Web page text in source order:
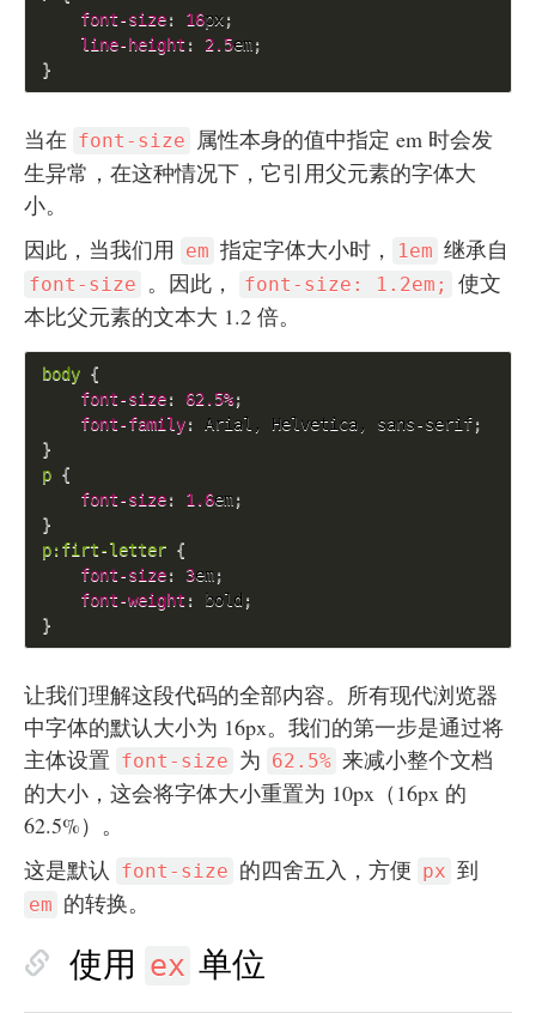
font-size: 16px;
line-height : 2.5em ;
}
当在 font-size
属性本身的值中指定 em 时会发
生异常，在这种情况下，它引用父元素的字体大
小。
因此，当我们用
em 指定字体大小时， 1em 继承自
font-size 。因此， font-size: 1.2em;
使文
本比父元素的文本大 1.2 倍。
body {
font-size: 62.5%;
font-family: Arial, Helvetica, sans-serif;
}
p {
font-size: 1.6em ;
}
p:firt-letter {
font-size: 3em ;
font-weight : bold;
}
让我们理解这段代码的全部内容。所有现代浏览器
中字体的默认大小为 16px。我们的第一步是通过将
主体设置 font-size 为 62.5% 来减小整个文档
的大小，这会将字体大小重置为 10px（16px 的
62.5%）。
这是默认
font-size 的四舍五入，方便 px 到
em 的转换。
使用 ex 单位